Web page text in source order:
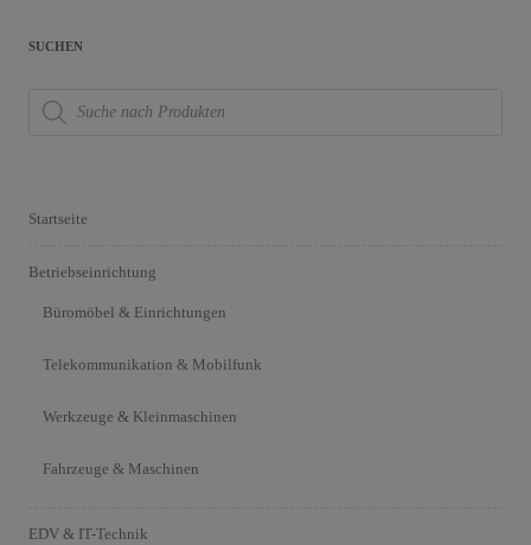
SUCHEN
search
Startseite
Betriebseinrichtung
Büromöbel & Einrichtungen
Telekommunikation & Mobilfunk
Werkzeuge & Kleinmaschinen
Fahrzeuge & Maschinen
EDV & IT-Technik